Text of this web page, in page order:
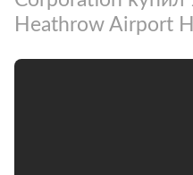
Heathrow Airport